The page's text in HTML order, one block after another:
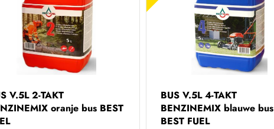
V.5L 2-TAKT
oranje bus BEST
BUS V.5L 4-TAKT
BENZINEMIX blauwe bus
BEST FUEL